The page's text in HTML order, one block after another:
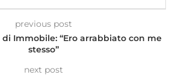
previous post
di Immobile: “Ero arrabbiato con me
stesso”
next post